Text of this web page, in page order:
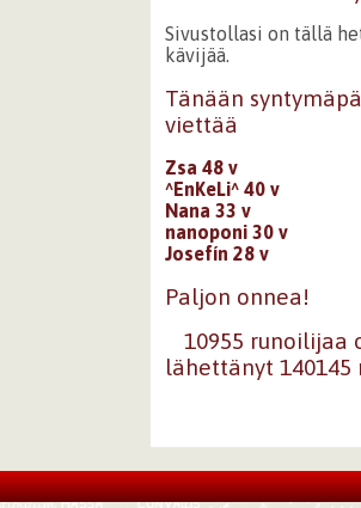
Sivustollasi on tällä
kävijää.
Tänään
viettää
Zsa 48 v
^EnKeLi^ 40 v
Nana 33 v
nanoponi 30 v
Josefín 28 v
Paljon onnea!
10955 runoilijaa
lähettänyt 140145